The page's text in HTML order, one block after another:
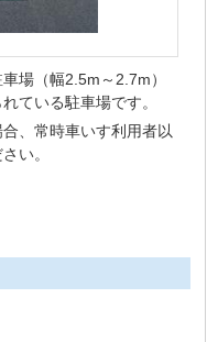
場（幅2.5m～2.7m）
ている駐車場です。
、常時車いす利用者以
い。